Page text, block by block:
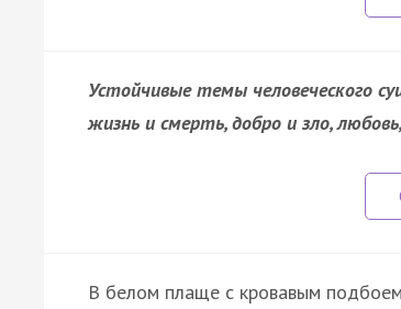
Устойчивые темы человеческого
жизнь и смерть, добро и зло,
В белом плаще с кровавым